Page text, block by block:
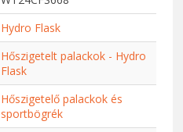
Hydro Flask
Hőszigetelt palackok - Hydro
Flask
Hőszigetelő palackok és
sportbögrék